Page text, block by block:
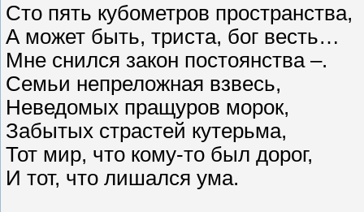
Сто пять кубометров пространства,
А может быть, триста, бог весть…
Мне снился закон постоянства –.
Семьи непреложная взвесь,
Неведомых пращуров морок,
Забытых страстей кутерьма,
Тот мир, что кому-то был дорог,
И тот, что лишался ума.